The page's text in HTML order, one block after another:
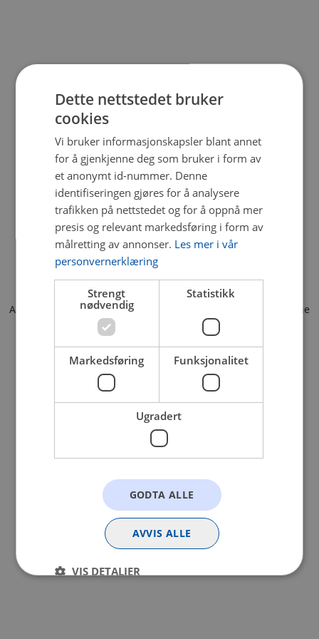
Application error: a client-side exception has occurred (see the
browser console for more information).
Dette nettstedet bruker
cookies
Vi bruker informasjonskapsler blant annet
for å gjenkjenne deg som bruker i form av
et anonymt id-nummer. Denne
identifiseringen gjøres for å analysere
trafikken på nettstedet og for å oppnå mer
presis og relevant markedsføring i form av
målretting av annonser. Les mer i vår
personvernerklæring
Strengt
nødvendig
Statistikk
Markedsføring Funksjonalitet
Ugradert
GODTA ALLE
AVVIS ALLE
VIS DETALJER